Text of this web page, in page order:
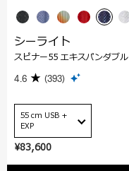
¥83,600
シーライト
スピナー55 エキスパンダブル
4.6 (393)
55 cm USB +
EXP